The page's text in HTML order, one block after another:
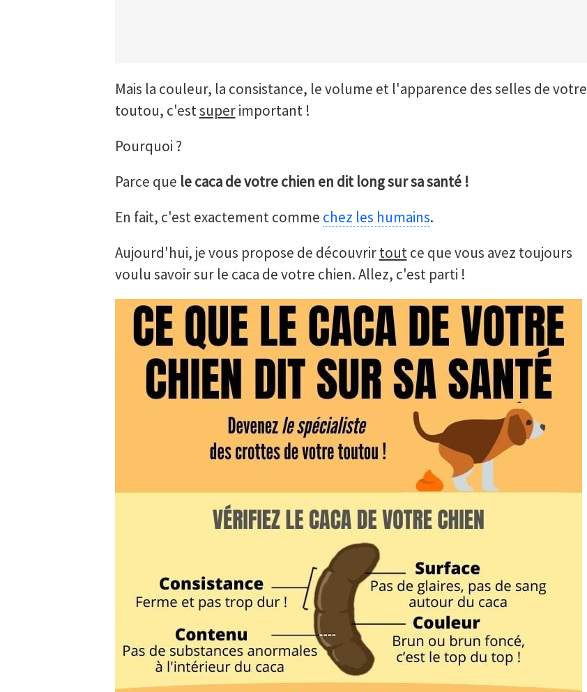
Mais la couleur, la consistance, le volume et l'apparence des selles de votre
toutou, c'estsuperimportant !
Pourquoi ?
Parce que le caca de votre chien en dit long sur sa santé !
En fait, c'est exactement comme chez les humains.
Aujourd'hui, je vous propose de découvrirtoutce que vous avez toujours
voulu savoir sur le caca de votre chien. Allez, c'est parti !